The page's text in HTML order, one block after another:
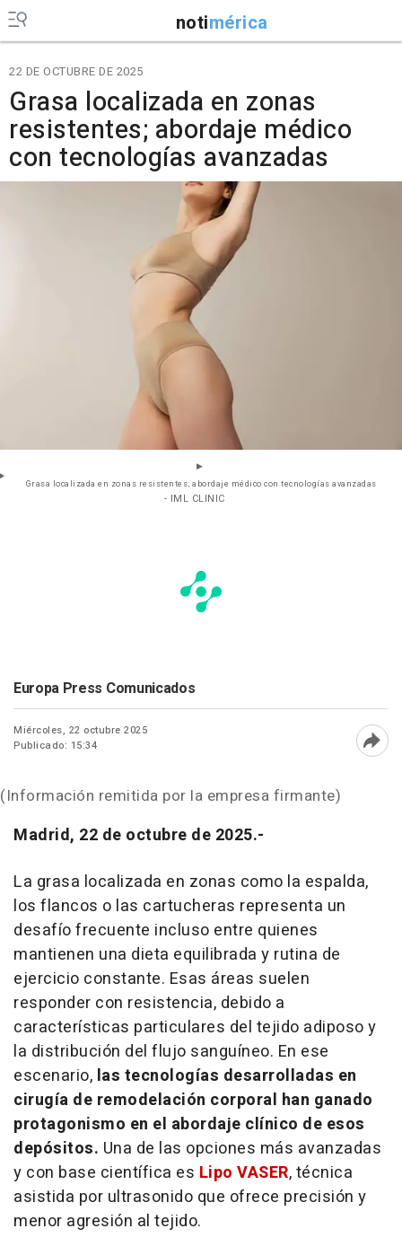
notimérica
22 DE OCTUBRE DE 2025
Grasa localizada en zonas
resistentes; abordaje médico
con tecnologías avanzadas
Grasa localizada en zonas resistentes; abordaje médico con tecnologías avanzadas
- IML CLINIC
Europa Press Comunicados
Miércoles, 22 octubre 2025
Publicado: 15:34
(Información remitida por la empresa firmante)
Madrid, 22 de octubre de 2025.-
La grasa localizada en zonas como la espalda,
los flancos o las cartucheras representa un
desafío frecuente incluso entre quienes
mantienen una dieta equilibrada y rutina de
ejercicio constante. Esas áreas suelen
responder con resistencia, debido a
características particulares del tejido adiposo y
la distribución del flujo sanguíneo. En ese
escenario, las tecnologías desarrolladas en
cirugía de remodelación corporal han ganado
protagonismo en el abordaje clínico de esos
depósitos. Una de las opciones más avanzadas
y con base científica es Lipo VASER, técnica
asistida por ultrasonido que ofrece precisión y
menor agresión al tejido.